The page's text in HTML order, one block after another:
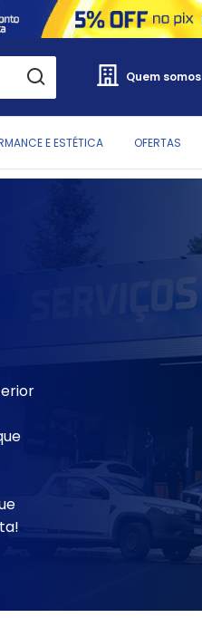
Quem somos
E ESTÉTICA OFERTAS